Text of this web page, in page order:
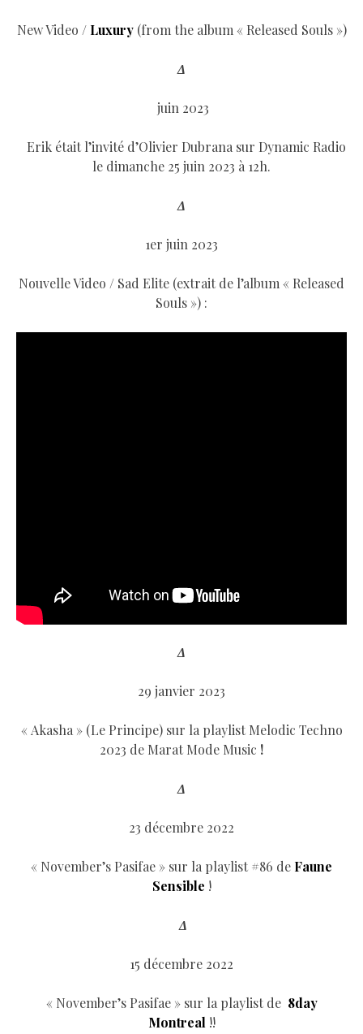
New Video / Luxury(from the album « Released Souls »)
Δ
juin 2023
Erik était l’invité d’Olivier Dubrana sur Dynamic Radio
le dimanche 25 juin 2023 à 12h.
Δ
1er juin 2023
Nouvelle Video / Sad Elite (extrait de l’album « Released
Souls ») :
Δ
29 janvier 2023
« Akasha » (Le Principe) sur la playlist Melodic Techno
2023 de Marat Mode Music !
Δ
23 décembre 2022
« November’s Pasifae » sur la playlist #86 de Faune
Sensible !
Δ
15 décembre 2022
« November’s Pasifae » sur la playlist de 8day
Montreal !!